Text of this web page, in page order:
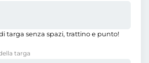
targa senza spazi, trattino e punto!
targa